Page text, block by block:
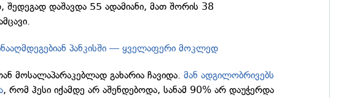
შედეგად დაშავდა 55 ადამიანი, მათ შორის 38
პანკისში — ყველაფერი მოკლედ
მოსალაპარაკებლად გახარია ჩავიდა.მან ადგილობრივებს
, რომ ჰესი იქამდე არ აშენდებოდა, სანამ 90% არ დაუჭერდა